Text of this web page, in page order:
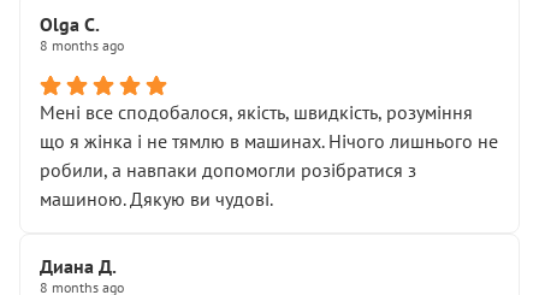
Стосовно комунікації - все добре
Olga С.
8 months ago
Мені все сподобалося, якість, швидкість, розуміння
що я жінка і не тямлю в машинах. Нічого лишнього не
робили, а навпаки допомогли розібратися з
машиною. Дякую ви чудові.
Диана Д.
8 months ago